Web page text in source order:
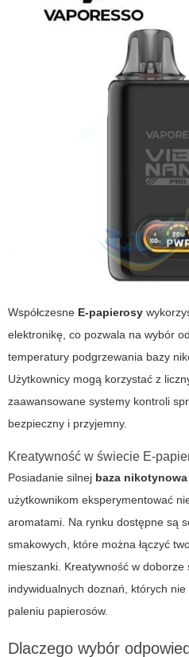
Współczesne E-papierosy
elektronikę, co pozwala na wybór
temperatury podgrzewania bazy
Użytkownicy mogą korzystać z
zaawansowane systemy kontroli
bezpieczny i przyjemny.
Kreatywność w świecie E-
Posiadanie silnej baza nikotynowa
użytkownikom eksperymentować
aromatami. Na rynku dostępne są
smakowych, które można łączyć
mieszanki. Kreatywność w
indywidualnych doznań, których
paleniu papierosów.
Dlaczego wybór